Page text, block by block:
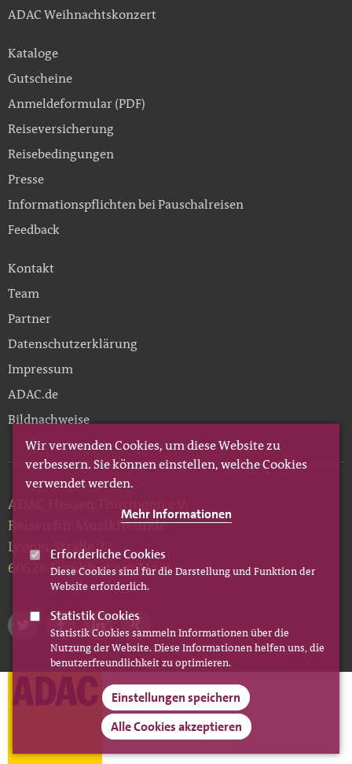
ADAC Weihnachtskonzert
Kataloge
Gutscheine
Anmeldeformular (PDF)
Reiseversicherung
Reisebedingungen
Presse
Informationspflichten bei Pauschalreisen
Feedback
Kontakt
Team
Partner
Datenschutzerklärung
Impressum
ADAC.de
Bildnachweise
ADAC Hessen Thüringen e.V.
Reisen für Musikfreunde
Lyoner Straße 22
60528 Frankfurt am Main
Wir verwenden Cookies, um diese Website zu
verbessern. Sie können einstellen, welche Cookies
verwendet werden.
Mehr Informationen
Erforderliche Cookies
Diese Cookies sind für die Darstellung und Funktion der
Website erforderlich.
Statistik Cookies
Statistik Cookies sammeln Informationen über die
Nutzung der Website. Diese Informationen helfen uns, die
benutzerfreundlichkeit zu optimieren.
Einstellungen speichern
Alle Cookies akzeptieren